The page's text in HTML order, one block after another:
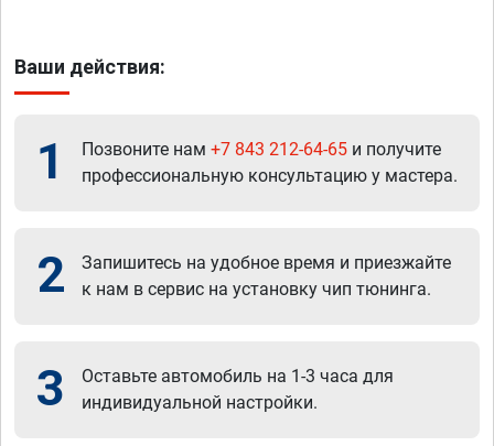
Ваши действия:
1 Позвоните нам +7 843 212-64-65 и получите
профессиональную консультацию у мастера.
2
Запишитесь на удобное время и приезжайте
к нам в сервис на установку чип тюнинга.
3
Оставьте автомобиль на 1-3 часа для
индивидуальной настройки.